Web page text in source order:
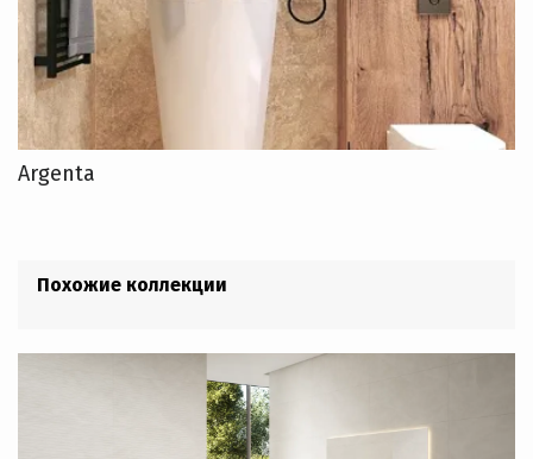
Argenta
Похожие коллекции